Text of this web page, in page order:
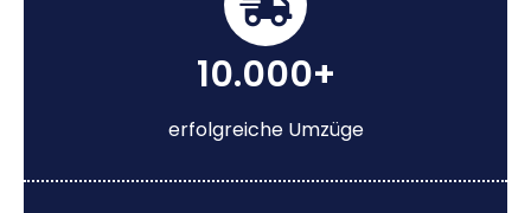
10.000+
erfolgreiche Umzüge